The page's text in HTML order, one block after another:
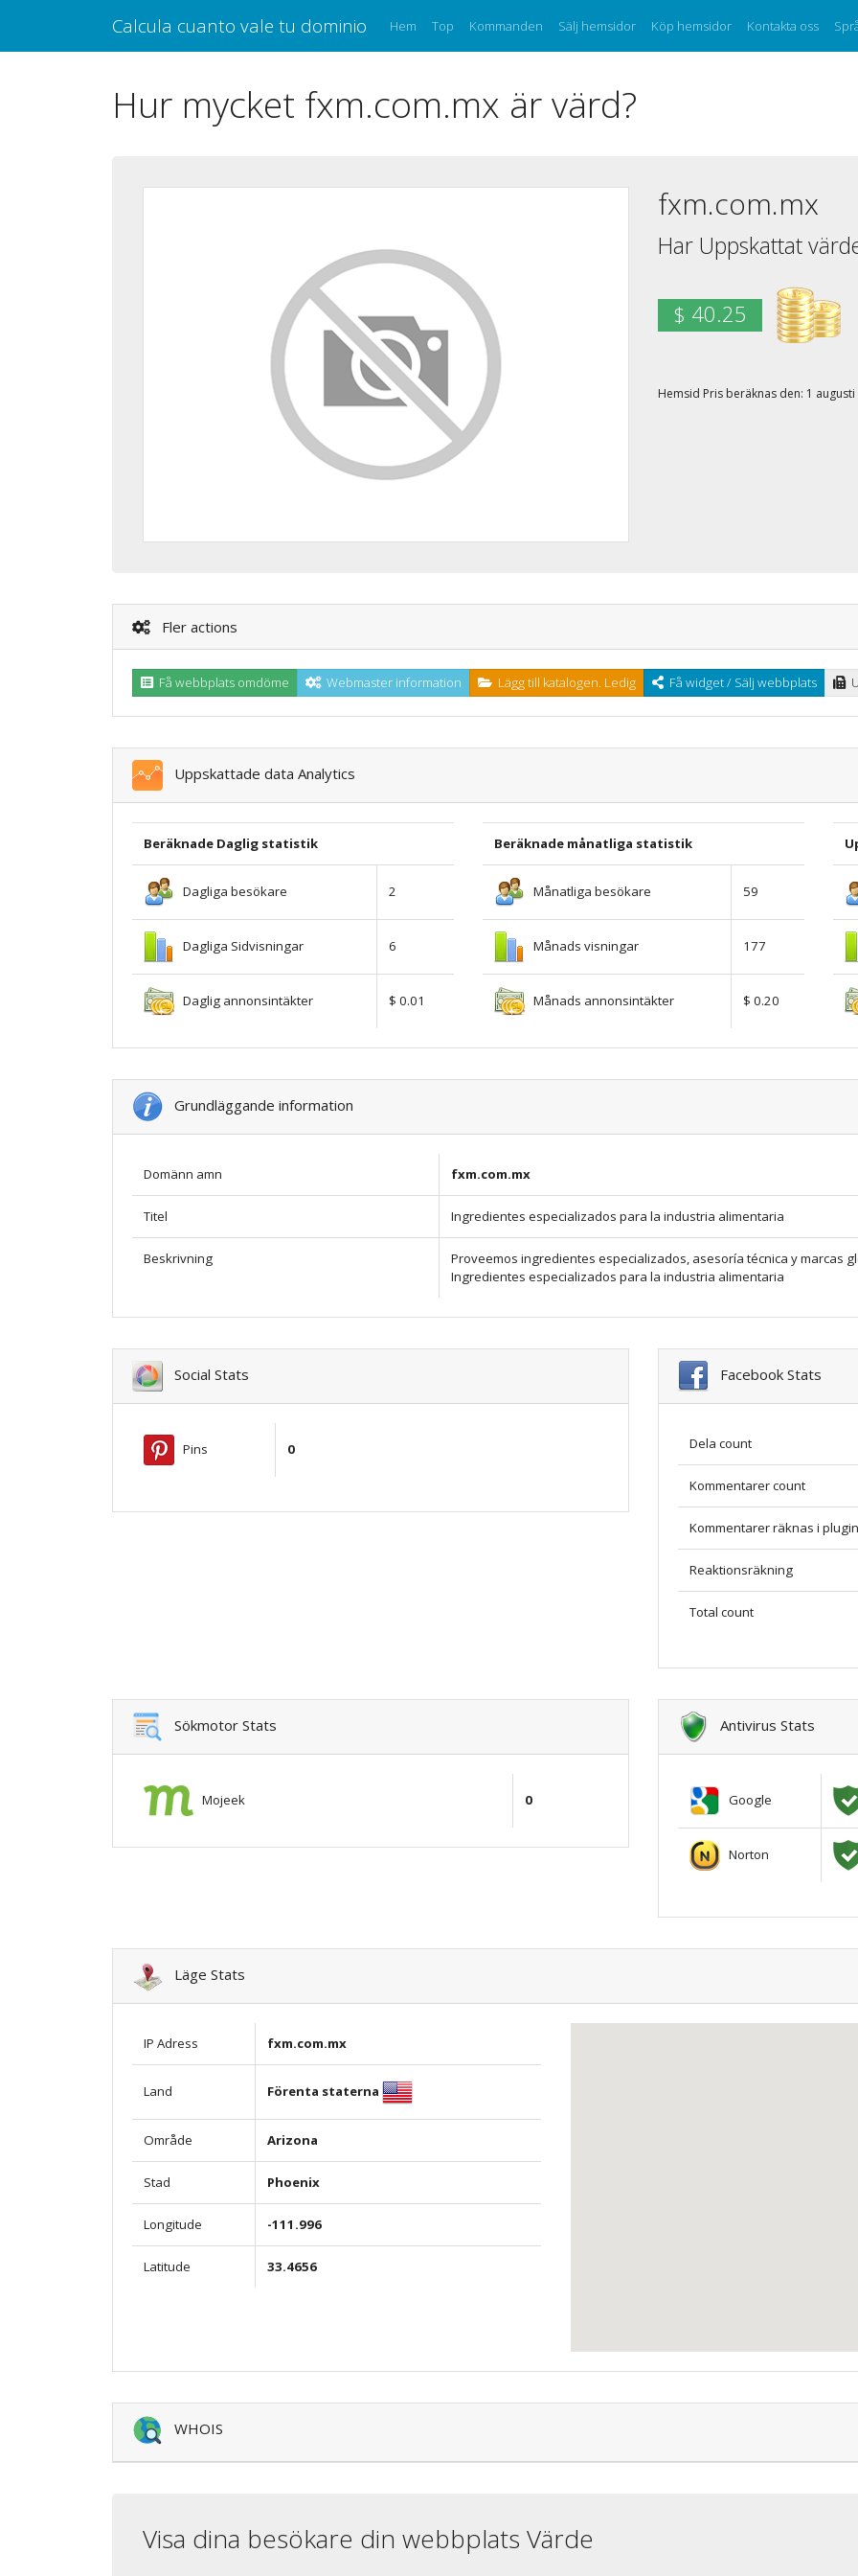
Calcula cuanto vale tu dominio Hem Top Kommanden Sälj hemsidor Köp hemsidor Kontakta oss
Hur mycket fxm.com.mx är värd?
fxm.com.mx
Har Uppskattat
$ 40.25
Hemsid Pris beräknas den: 1
Fler actions
Få webbplats omdöme Webmaster information Lägg till katalogen. Ledig Få widget / Sälj webbplats
Uppskattade data Analytics
Beräknade Daglig statistik
Dagliga besökare 2
Dagliga Sidvisningar 6
Daglig annonsintäkter $ 0.01
Beräknade månatliga statistik
Månatliga besökare 59
Månads visningar 177
Månads annonsintäkter $ 0.20
Grundläggande information
Domänn amn fxm.com.mx
Titel Ingredientes especializados para la industria alimentaria
Beskrivning
Proveemos ingredientes especializados, asesoría técnica y marcas
Ingredientes especializados para la industria alimentaria
Social Stats
Pins 0
Facebook Stats
Dela count
Kommentarer count
Kommentarer räknas i plugin
Reaktionsräkning
Total count
Sökmotor Stats
Mojeek 0
Antivirus Stats
Google
Norton
Läge Stats
IP Adress fxm.com.mx
Land Förenta staterna
Område Arizona
Stad Phoenix
Longitude -111.996
Latitude 33.4656
WHOIS
Visa dina besökare din webbplats Värde